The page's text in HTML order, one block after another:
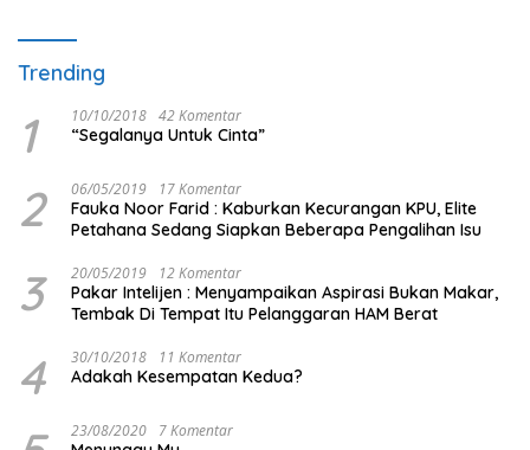
Trending
1 10/10/2018 42 Komentar
“Segalanya Untuk Cinta”
2 06/05/2019 17 Komentar
Fauka Noor Farid : Kaburkan Kecurangan KPU, Elite
Petahana Sedang Siapkan Beberapa Pengalihan Isu
3 20/05/2019 12 Komentar
Pakar Intelijen : Menyampaikan Aspirasi Bukan Makar,
Tembak Di Tempat Itu Pelanggaran HAM Berat
4 30/10/2018 11 Komentar
Adakah Kesempatan Kedua?
23/08/2020 7 Komentar